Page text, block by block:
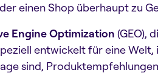
einen Shop überhaupt zu
Engine Optimization (GEO),
entwickelt für eine Welt,
sind,